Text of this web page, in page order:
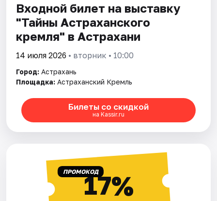
Города
Площадки
Артисты
Рейтинги
Входной билет на выставку
"Тайны Астраханского
кремля" в Астрахани
14 июля 2026 • вторник • 10:00
Город: Астрахань
Площадка: Астраханский Кремль
Билеты со скидкой
на Kassir.ru
ПРОМОКОД17%